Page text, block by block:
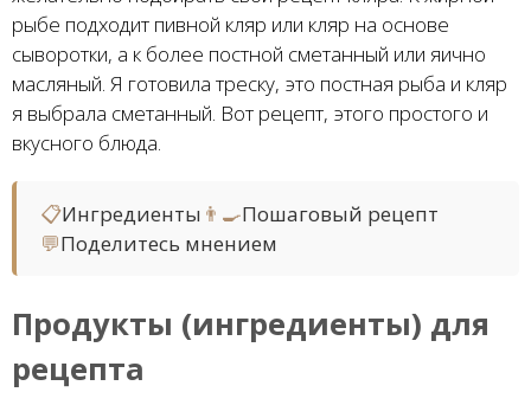
рыбе подходит пивной кляр или кляр на основе
сыворотки, а к более постной сметанный или яично
масляный. Я готовила треску, это постная рыба и кляр
я выбрала сметанный. Вот рецепт, этого простого и
вкусного блюда.
📋Ингредиенты 👨‍🍳Пошаговый рецепт
💬Поделитесь мнением
Продукты (ингредиенты) для
рецепта